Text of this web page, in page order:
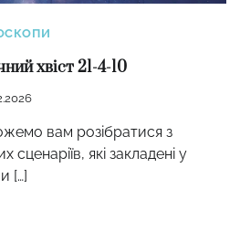
хвіст 21-4-10
вам розібратися з
які закладені у
[…]